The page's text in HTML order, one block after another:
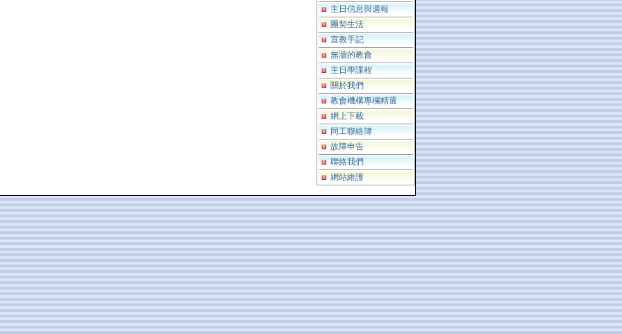
主日信息與週報
團契生活
宣教手記
無牆的教會
主日學課程
關於我們
教會機構專欄精選
網上下載
同工聯絡簿
故障申告
聯絡我們
網站維護